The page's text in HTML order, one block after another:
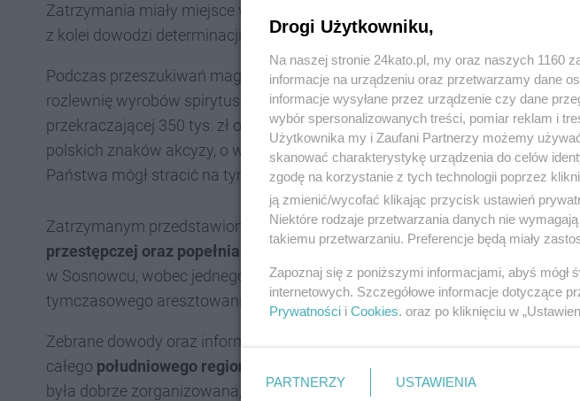
Zatrzymania miały miejsce w czasie, gdy członkowie grupy byli
z kolei dowodzi determinacji służb w walce z tym procederem.
Podczas przeszukiwań magazynów, wykorzystywanych przez grupę do
rozlewnię wyrobów spirytusowych. Zabezpieczono tam4,3 tys. litrów
przekraczającej 350 tys. zł oraz ponad 1 mln sztuk papierosów różnych
polskich znaków akcyzy, o wartości rynkowej około 1 mln zł. Wstępne
Państwa mógł stracić na tym procederze blisko 1,5 mln zł z tytułu
Zatrzymanym przedstawiono poważne zarzuty związane zdziałalnością w
przestępczej oraz popełnianiem przestępstw karnych skarbowych
. Na
w Sosnowcu, wobec jednego z podejrzanych zastosowano środek
tymczasowego aresztowania na okres trzech miesięcy.
Zebrane dowody oraz informacje wskazują na to, że grupa prowadziła
całego południowego regionu Polski
. Obserwacje oraz zebrane materiały
była dobrze zorganizowana, co utrudniało jej wykrycie przez organy ścigania.
Drogi Użytkowniku,
Na naszej stronie 24kato.pl, my oraz naszych 1160
informacje na urządzeniu oraz przetwarzamy dane
informacje wysyłane przez urządzenie czy dane
wybór spersonalizowanych treści, pomiar reklam i
Użytkownika my i Zaufani Partnerzy możemy
skanować charakterystykę urządzenia do celów
zgodę na korzystanie z tych technologii poprzez
ją zmienić/wycofać klikając przycisk ustawień
Niektóre rodzaje przetwarzania danych nie
takiemu przetwarzaniu. Preferencje będą miały
Zapoznaj się z poniższymi informacjami, abyś
internetowych. Szczegółowe informacje dotyczące
Prywatności i Cookies. oraz po kliknięciu w
PARTNERZY USTAWIENIA